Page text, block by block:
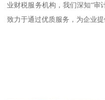
业财税服务机构，我们深知“审
致力于通过优质服务，为企业提